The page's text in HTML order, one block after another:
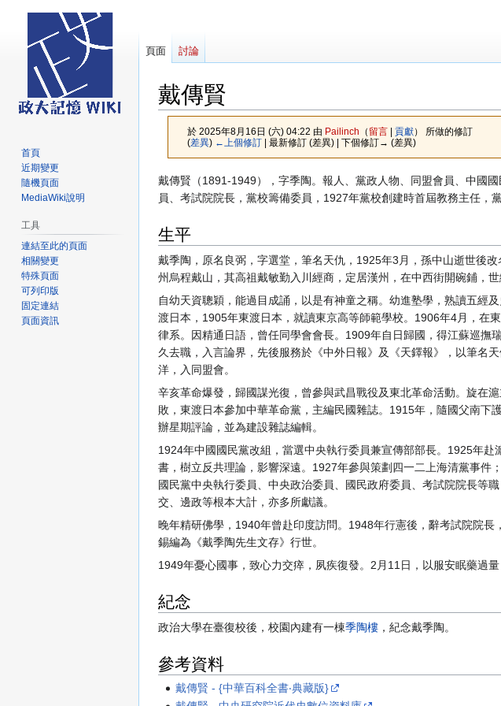
戴傳賢
於 2025年8月16日 (六) 04:22 由 Pailinch （ 留言| 貢獻）
所做的修訂
(差異) ←上個修訂| 最新修訂 (差異) | 下個修訂→ (差異)
跳
至
覽
跳
至
尋
戴傳賢（1891-1949），字季陶。報人、黨政人物、同盟會員、中國
員、考試院院長，黨校籌備委員，1927年黨校創建時首屆教務主任，
生平
戴季陶，原名良弼，字選堂，筆名天仇，1925年3月，孫中山逝世後
州烏程戴山，其高祖戴敏勤入川經商，定居漢州，在中西街開碗鋪，
自幼天資聰穎，能過目成誦，以是有神童之稱。幼進塾學，熟讀五經
渡日本，1905年東渡日本，就讀東京高等師範學校。1906年4月，在
律系。因精通日語，曾任同學會會長。1909年自日歸國，得江蘇巡
久去職，入言論界，先後服務於《中外日報》及《天鐸報》，以筆名
洋，入同盟會。
辛亥革命爆發，歸國謀光復，曾參與武昌戰役及東北革命活動。旋在
敗，東渡日本參加中華革命黨，主編民國雜誌。1915年，隨國父南下
辦星期評論，並為建設雜誌編輯。
1924年中國國民黨改組，當選中央執行委員兼宣傳部部長。1925年
書，樹立反共理論，影響深遠。1927年參與策劃四一二上海清黨事件
國民黨中央執行委員、中央政治委員、國民政府委員、考試院院長等
交、邊政等根本大計，亦多所獻議。
晚年精研佛學，1940年曾赴印度訪問。1948年行憲後，辭考試院院
錫編為《戴季陶先生文存》行世。
1949年憂心國事，致心力交瘁，夙疾復發。2月11日，以服安眠藥過量
紀念
政治大學在臺復校後，校園內建有一棟季陶樓 ，紀念戴季陶。
參考資料
戴傳賢 - {中華百科全書‧典藏版}
頁面 討論
首頁
近期變更
隨機頁面
MediaWiki說明
工具
連結至此的頁面
相關變更
特殊頁面
可列印版
固定連結
頁面資訊